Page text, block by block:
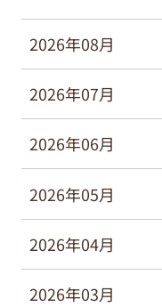
2026年08月
2026年07月
2026年06月
2026年05月
2026年04月
2026年03月